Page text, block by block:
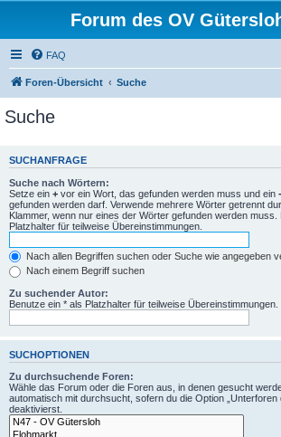
Forum des OV
FAQ
Foren-Übersicht Suche
Suche
SUCHANFRAGE
Suche nach Wörtern:
Setze ein + vor ein Wort, das gefunden werden muss und ein -
gefunden werden darf. Verwende mehrere Wörter getrennt
Klammer, wenn nur eines der Wörter gefunden werden muss.
Platzhalter für teilweise Übereinstimmungen.
Nach allen Begriffen suchen oder Suche wie angegeben
Nach einem Begriff suchen
Zu suchender Autor:
Benutze ein * als Platzhalter für teilweise Übereinstimmungen.
SUCHOPTIONEN
Zu durchsuchende Foren:
Wähle das Forum oder die Foren aus, in denen gesucht
automatisch mit durchsucht, sofern du die Option
deaktivierst.